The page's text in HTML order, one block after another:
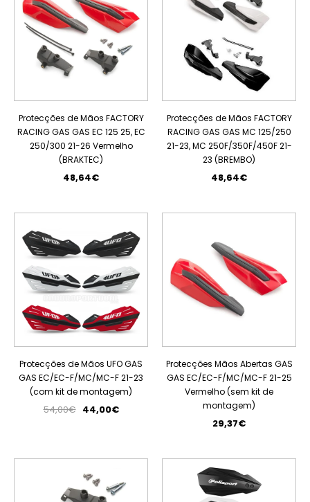
Protecções de Mãos FACTORY
RACING GAS GAS EC 125 25, EC
250/300 21-26 Vermelho
(BRAKTEC)
48,64€
Protecções de Mãos FACTORY
RACING GAS GAS MC 125/250
21-23, MC 250F/350F/450F 21-
23 (BREMBO)
48,64€
Protecções de Mãos UFO GAS
GAS EC/EC-F/MC/MC-F 21-23
(com kit de montagem)
54,00€ 44,00€
Protecções Mãos Abertas GAS
GAS EC/EC-F/MC/MC-F 21-25
Vermelho (sem kit de
montagem)
29,37€